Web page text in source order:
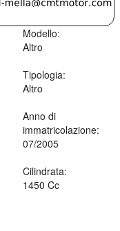
Modello:
Altro
Tipologia:
Altro
Anno di
immatricolazione:
07/2005
Cilindrata:
1450 Cc